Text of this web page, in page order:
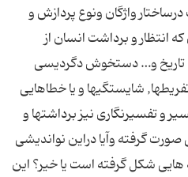
واژگان ونوع پردازش و
انتظار و برداشت انسان از
و… دستخوش دگردیسى
شایستگیها و یا خطاهایى
و تفسیرنگارى نیز برداشتها و
گرفته وآیا دراین نواندیشى
هایى شكل گرفته است یا خیر؟ این